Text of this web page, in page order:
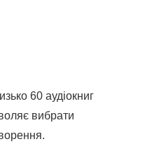
60 аудіокниг
вибрати